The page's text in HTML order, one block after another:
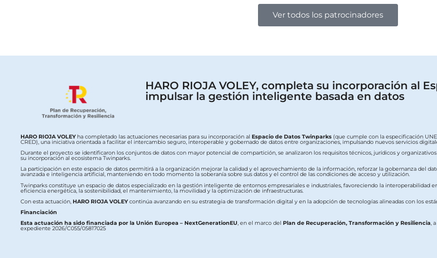
Ver todos los patrocinadores
HARO RIOJA VOLEY, completa su incorporación al
impulsar la gestión inteligente basada en datos
HARO RIOJA VOLEYha completado las actuaciones necesarias para su incorporación al Espacio de Datos Twinparks (que cumple con la especificación
CRED), una iniciativa orientada a facilitar el intercambio seguro, interoperable y gobernado de datos entre organizaciones, impulsando nuevos servicios
Durante el proyecto se identificaron los conjuntos de datos con mayor potencial de compartición, se analizaron los requisitos técnicos, jurídicos y
su incorporación al ecosistema Twinparks.
La participación en este espacio de datos permitirá a la organización mejorar la calidad y el aprovechamiento de la información, reforzar la gobernanza del
avanzada e inteligencia artificial, manteniendo en todo momento la soberanía sobre sus datos y el control de las condiciones de acceso y utilización.
Twinparks constituye un espacio de datos especializado en la gestión inteligente de entornos empresariales e industriales, favoreciendo la interoperabilidad
eficiencia energética, la sostenibilidad, el mantenimiento, la movilidad y la optimización de infraestructuras.
Con esta actuación, HARO RIOJA VOLEYcontinúa avanzando en su estrategia de transformación digital y en la adopción de tecnologías alineadas con los
Financiación
Esta actuación ha sido financiada por la Unión Europea – NextGenerationEU, en el marco del Plan de Recuperación, Transformación y Resiliencia,
expediente 2026/C055/05817025